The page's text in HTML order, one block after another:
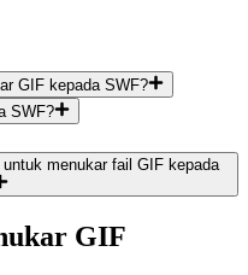
GIF kepada SWF?
SWF?
menukar fail GIF kepada
GIF